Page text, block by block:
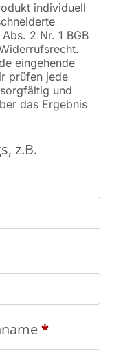
individuell
2 Nr. 1 BGB
eingehende
prüfen jede
und
das Ergebnis
z.B.
*